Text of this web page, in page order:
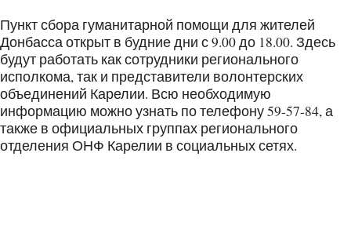
Пункт сбора гуманитарной помощи для жителей
Донбасса открыт в будние дни с 9.00 до 18.00. Здесь
будут работать как сотрудники регионального
исполкома, так и представители волонтерских
объединений Карелии. Всю необходимую
информацию можно узнать по телефону 59-57-84, а
также в официальных группах регионального
отделения ОНФ Карелии в социальных сетях.